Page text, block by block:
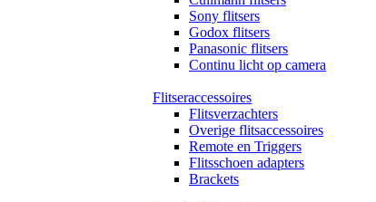
Sony flitsers
Godox flitsers
Panasonic flitsers
Continu licht op camera
Flitseraccessoires
Flitsverzachters
Overige flitsaccessoires
Remote en Triggers
Flitsschoen adapters
Brackets